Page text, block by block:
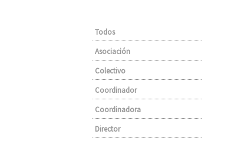
Todos
Asociación
Colectivo
Coordinador
Coordinadora
Director